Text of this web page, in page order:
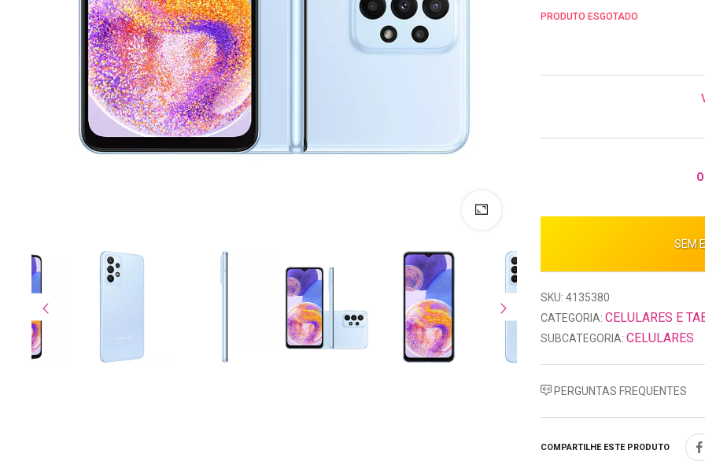
PRODUTO ESGOTADO
SEM
SKU: 4135380
CATEGORIA: CELULARES E
SUBCATEGORIA: CELULARES
PERGUNTAS FREQUENTES
COMPARTILHE ESTE PRODUTO